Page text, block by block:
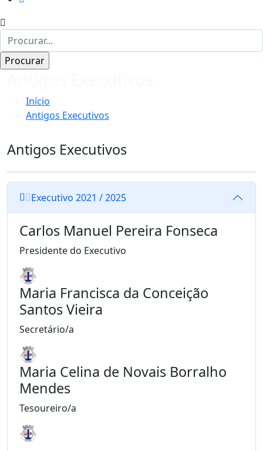
Início
Antigos Executivos
Antigos Executivos
Executivo 2021 / 2025
Carlos Manuel Pereira Fonseca
Presidente do Executivo
Maria Francisca da Conceição
Santos Vieira
Secretário/a
Maria Celina de Novais Borralho
Mendes
Tesoureiro/a